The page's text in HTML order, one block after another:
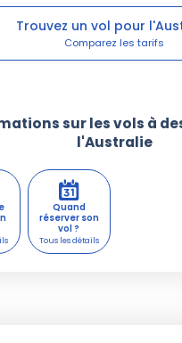
Trouvez un vol pour
sur les vols à
l'Australie
Quand
réserver son
vol ?